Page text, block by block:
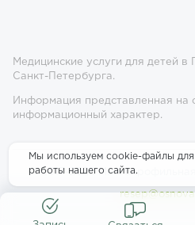
Медицинские услуги для детей в
Санкт-Петербурга.
Информация представленная на
информационный характер.
© 2017-2026
Мы используем cookie-файлы
работы нашего сайта.